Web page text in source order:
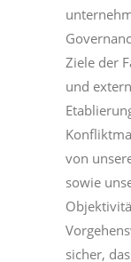
Ziele der
und
von
sowie
sicher,